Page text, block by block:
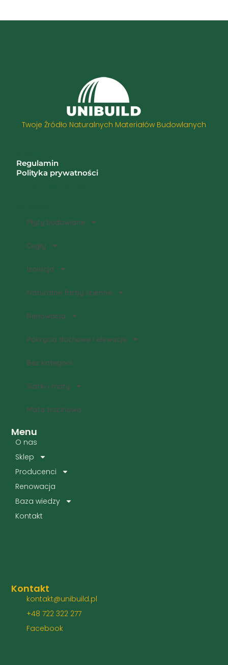
Twoje Źródło Naturalnych Materiałów Budowlanych
Menu
O nas
Sklep
Producenci
Renowacja
Baza wiedzy
Kontakt
Płyty budowlane
Cegły
Izolacja
Naturalne farby ścienne
Renowacja
Pokrycia dachowe i elewacje
Bez kategorii
Siatki i maty
Mata trzcinowa
Kontakt
kontakt@unibuild.pl
+48 722 322 277
Facebook
Regulamin
Polityka prywatności